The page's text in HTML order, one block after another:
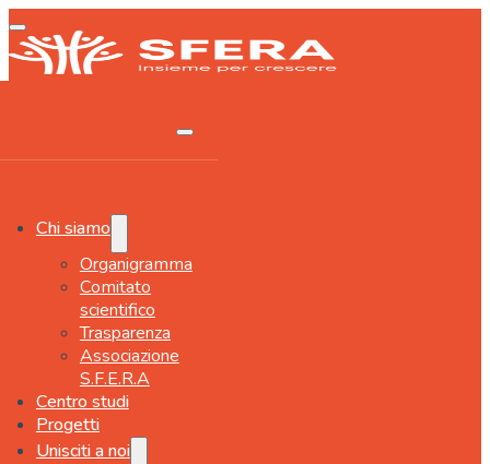
Chi siamo
Organigramma
Comitato
scientifico
Trasparenza
Associazione
S.F.E.R.A
Centro studi
Progetti
Unisciti a noi